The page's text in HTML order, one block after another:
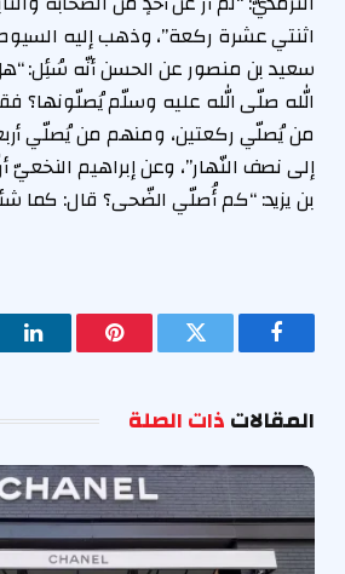
اثنتي عشرة ركعة”، وذهب إليه
سعيد بن منصور عن الحسن أنّه سُئِل:
الله صلّى الله عليه وسلّم يُصلّونها؟
من يُصلّي ركعتين، ومنهم من يُصلّي
إلى نصف النّهار”، وعن إبراهيم النخعيّ
بن يزيد: “كم أُصلّي الضّحى؟ قال: كما
فيسبوك تويتر بينتيريست
المقالاتذات الصلة